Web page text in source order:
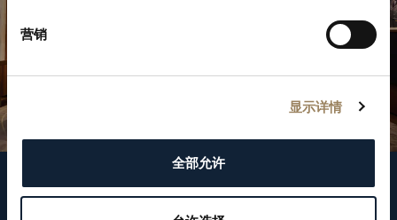
营销
显示详情
全部允许
关注我们